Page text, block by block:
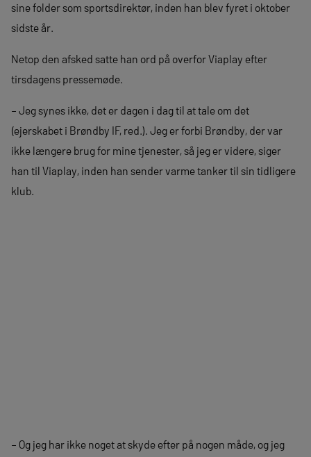
sine folder som sportsdirektør, inden han blev fyret i oktober
sidste år.
Netop den afsked satte han ord på overfor Viaplay efter
tirsdagens pressemøde.
– Jeg synes ikke, det er dagen i dag til at tale om det
(ejerskabet i Brøndby IF, red.). Jeg er forbi Brøndby, der var
ikke længere brug for mine tjenester, så jeg er videre, siger
han til Viaplay, inden han sender varme tanker til sin tidligere
klub.
– Og jeg har ikke noget at skyde efter på nogen måde, og jeg